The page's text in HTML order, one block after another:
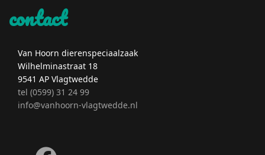
contact
Van Hoorn dierenspeciaalzaak
Wilhelminastraat 18
9541 AP Vlagtwedde
tel (0599) 31 24 99
info@vanhoorn-vlagtwedde.nl